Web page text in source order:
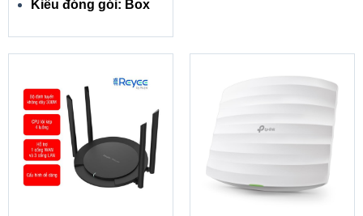
Kiểu đóng gói: Box